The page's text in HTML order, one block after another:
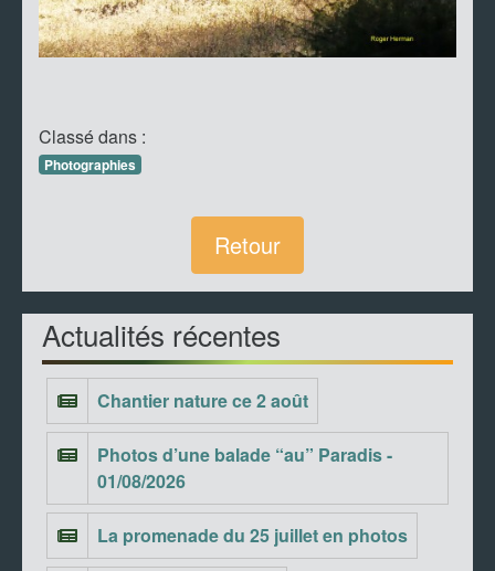
Classé dans :
Photographies
Retour
Actualités récentes
Chantier nature ce 2 août
Photos d’une balade “au” Paradis -
01/08/2026
La promenade du 25 juillet en photos